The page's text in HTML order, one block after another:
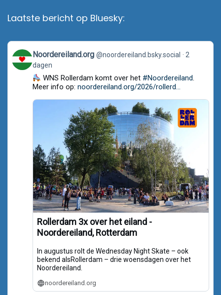
Laatste bericht op Bluesky:
View
post
by
Noordereiland.org
Bluesky
Noordereiland.org @noordereiland.bsky.social
2
dagen
WNS Rollerdam komt over het #Noordereiland.
Meer info op: noordereiland.org/2026/rollerd...
Rollerdam 3x over het eiland -
Noordereiland, Rotterdam
In augustus rolt de Wednesday Night Skate – ook
bekend alsRollerdam – drie woensdagen over het
Noordereiland.
noordereiland.org